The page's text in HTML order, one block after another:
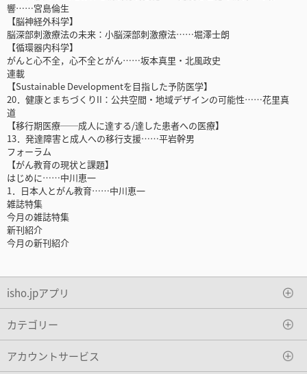
響……宮島倫生
【脳神経外科学】
脳深部刺激療法の未来：小脳深部刺激療法……堀澤士朗
【循環器内科学】
がんと心不全，心不全とがん……坂本真里・北風政史
連載
【Sustainable Developmentを目指した予防医学】
20．健康とまちづくりII：公共空間・地域デザインの可能性……花里真
道
【移行期医療──成人に達する/達した患者への医療】
13．発達障害と成人への移行支援……平岩幹男
フォーラム
【がん教育の現状と課題】
はじめに……中川恵一
1．日本人とがん教育……中川恵一
雑誌特集
今月の雑誌特集
新刊紹介
今月の新刊紹介
isho.jpアプリ
カテゴリー
アカウントサービス